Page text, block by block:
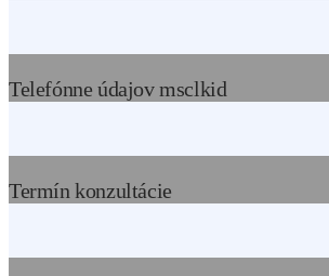
Telefónne údajov msclkid
Termín konzultácie